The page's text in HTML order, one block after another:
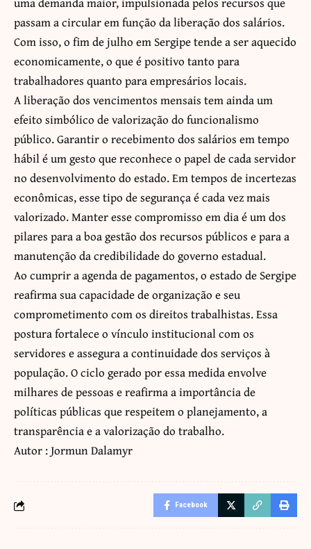
passam a circular em função da liberação dos salários.
Com isso, o fim de julho em Sergipe tende a ser aquecido
economicamente, o que é positivo tanto para
trabalhadores quanto para empresários locais.
A liberação dos vencimentos mensais tem ainda um
efeito simbólico de valorização do funcionalismo
público. Garantir o recebimento dos salários em tempo
hábil é um gesto que reconhece o papel de cada servidor
no desenvolvimento do estado. Em tempos de incertezas
econômicas, esse tipo de segurança é cada vez mais
valorizado. Manter esse compromisso em dia é um dos
pilares para a boa gestão dos recursos públicos e para a
manutenção da credibilidade do governo estadual.
Ao cumprir a agenda de pagamentos, o estado de Sergipe
reafirma sua capacidade de organização e seu
comprometimento com os direitos trabalhistas. Essa
postura fortalece o vínculo institucional com os
servidores e assegura a continuidade dos serviços à
população. O ciclo gerado por essa medida envolve
milhares de pessoas e reafirma a importância de
políticas públicas que respeitem o planejamento, a
transparência e a valorização do trabalho.
Autor : Jormun Dalamyr
Facebook